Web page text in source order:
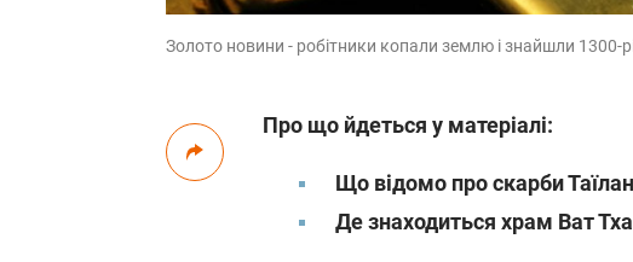
Золото новини - робітники копали землю і знайшли 1300-
Про що йдеться у матеріалі:
Що відомо про скарби
Де знаходиться храм Ват